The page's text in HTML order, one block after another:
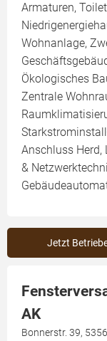
Armaturen,
Wohnanlage,
Ökologisches
Zentrale
Anschluss Herd,
&
Jetzt
AK
Bonnerstr. 39,